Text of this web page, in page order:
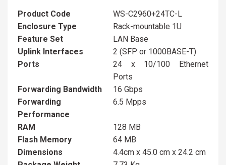
Product Code
WS-C2960+24TC-L
Enclosure Type
Rack-mountable 1U
Feature Set
LAN Base
Uplink Interfaces
2 (SFP or 1000BASE-T)
Ports
24 x 10/100 Ethernet
Ports
Forwarding Bandwidth
16 Gbps
Forwarding
Performance
6.5 Mpps
RAM
128 MB
Flash Memory
64 MB
Dimensions
4.4cm x 45.0 cm x 24.2 cm